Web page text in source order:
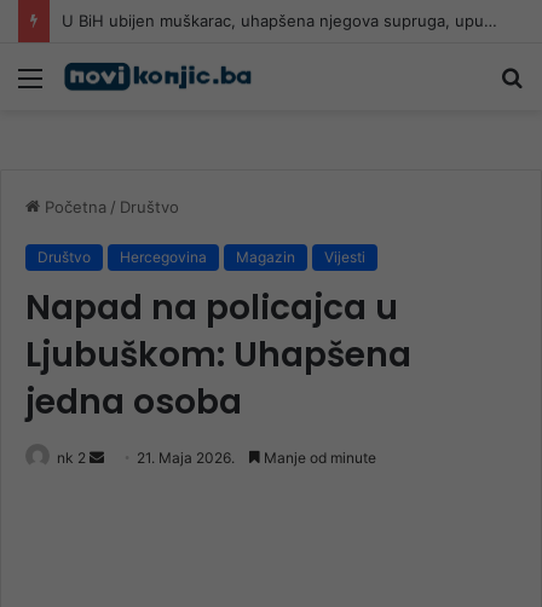
Znate li šta je sehara?
Meni
Početna / Društvo
Društvo Hercegovina Magazin Vijesti
Napad na policajca u
Ljubuškom: Uhapšena
jedna osoba
nk 2
Send 21. Maja 2026. Manje od minute